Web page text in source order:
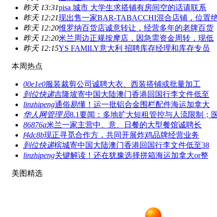
昨天 13:31pisa 城市 大学生求搭铺有房间空的话请联系
昨天 12:21现出售一家BAR-TABACCHI混合店铺，位置
昨天 12:20维罗纳百货店诚意转让，经营多年的老牌百货
昨天 12:20米兰周边正规按摩店，因急需资金周转，现低
昨天 12:15YS FAMILY意大利 招聘库存经理和库存专员
本周热点
00e1e0服装裁剪公司诚聘大衣、西装搭铺或批量加工
到位快递吉隆坡寄中国大陆澳门香港回国行李文件低至
linzhipeng通俗易懂！运一批铝合金围栏配件海运加拿大
华人网管理员8.1要闻：多地扩大短租管控与人流限制；
86876a米兰一家主营中、意、日餐的大型餐馆诚聘长
f4dc8b现正寻觅合作方，共同开展炸鸡品牌经营业务
到位快递槟城寄中国大陆澳门香港回国行李文件低至38
linzhipeng关键解读！还在犹豫选择拼箱海运加拿大or整
美图精选